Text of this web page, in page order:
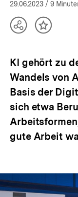
29.06.2023 / 9
TeilenInhalt
KI gehört zu
Wandels von
Basis der
sich etwa
gute Arbeit